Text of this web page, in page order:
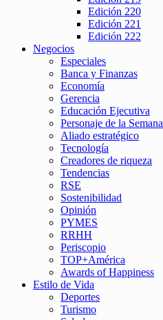
Edición 220
Edición 221
Edición 222
Negocios
Especiales
Banca y Finanzas
Economía
Gerencia
Educación Ejecutiva
Personaje de la Semana
Aliado estratégico
Tecnología
Creadores de riqueza
Tendencias
RSE
Sostenibilidad
Opinión
PYMES
RRHH
Periscopio
TOP+América
Awards of Happiness
Estilo de Vida
Deportes
Turismo